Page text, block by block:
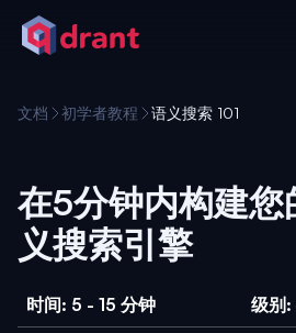
文档 初学者教程 语义搜索 101
在5分钟内构建您
义搜索引擎
时间: 5 - 15 分钟 级别: